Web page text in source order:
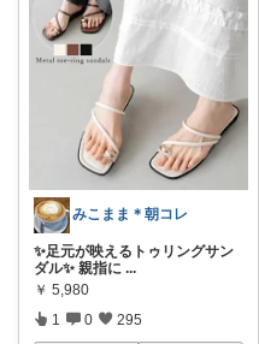
みこまま＊朝コレ
✨足元が映えるトゥリングサン
ダル✨ 親指に ...
￥ 5,980
1 0 295